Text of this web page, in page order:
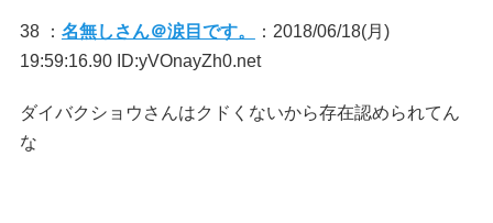
38 ： 名無しさん＠涙目です。
：2018/06/18(月)
19:59:16.90 ID:yVOnayZh0.net
ダイバクショウさんはクドくないから存在認められてん
な